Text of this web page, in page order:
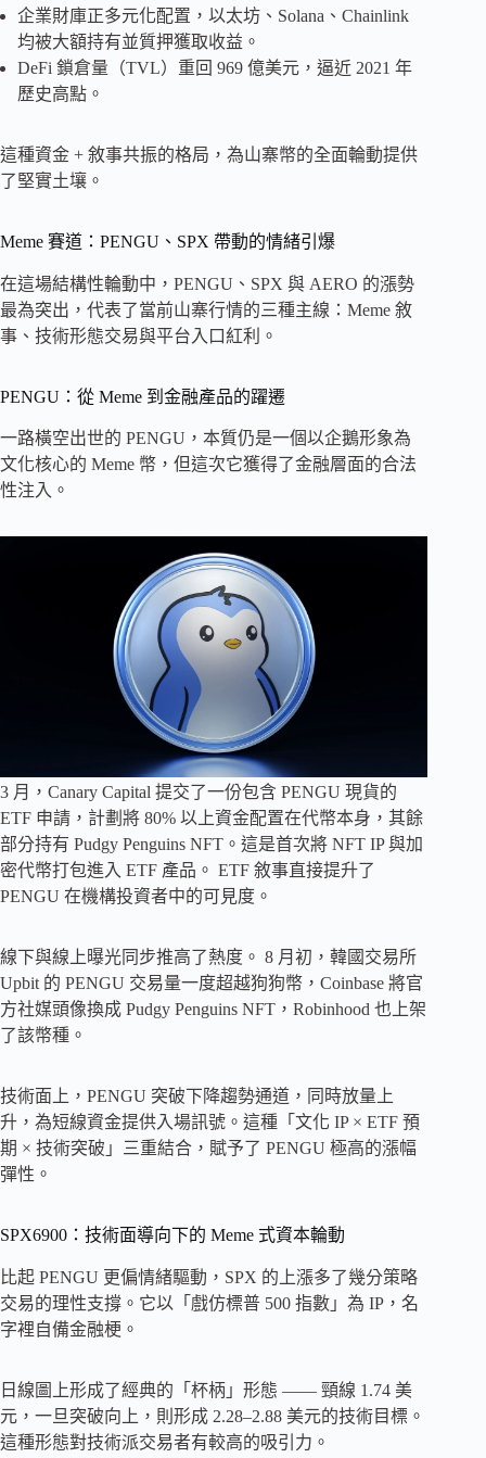
企業財庫正多元化配置，以太坊、Solana、Chainlink
均被大額持有並質押獲取收益。
DeFi 鎖倉量（TVL）重回 969 億美元，逼近 2021 年
歷史高點。
這種資金 + 敘事共振的格局，為山寨幣的全面輪動提供
了堅實土壤。
Meme 賽道：PENGU、SPX 帶動的情緒引爆
在這場結構性輪動中，PENGU、SPX 與 AERO 的漲勢
最為突出，代表了當前山寨行情的三種主線：Meme 敘
事、技術形態交易與平台入口紅利。
PENGU：從 Meme 到金融產品的躍遷
一路橫空出世的 PENGU，本質仍是一個以企鵝形象為
文化核心的 Meme 幣，但這次它獲得了金融層面的合法
性注入。
3 月，Canary Capital 提交了一份包含 PENGU 現貨的
ETF 申請，計劃將 80% 以上資金配置在代幣本身，其餘
部分持有 Pudgy Penguins NFT。這是首次將 NFT IP 與加
密代幣打包進入 ETF 產品。 ETF 敘事直接提升了
PENGU 在機構投資者中的可見度。
線下與線上曝光同步推高了熱度。 8 月初，韓國交易所
Upbit 的 PENGU 交易量一度超越狗狗幣，Coinbase 將官
方社媒頭像換成 Pudgy Penguins NFT，Robinhood 也上架
了該幣種。
技術面上，PENGU 突破下降趨勢通道，同時放量上
升，為短線資金提供入場訊號。這種「文化 IP × ETF 預
期 × 技術突破」三重結合，賦予了 PENGU 極高的漲幅
彈性。
SPX6900：技術面導向下的 Meme 式資本輪動
比起 PENGU 更偏情緒驅動，SPX 的上漲多了幾分策略
交易的理性支撐。它以「戲仿標普 500 指數」為 IP，名
字裡自備金融梗。
日線圖上形成了經典的「杯柄」形態 —— 頸線 1.74 美
元，一旦突破向上，則形成 2.28–2.88 美元的技術目標。
這種形態對技術派交易者有較高的吸引力。